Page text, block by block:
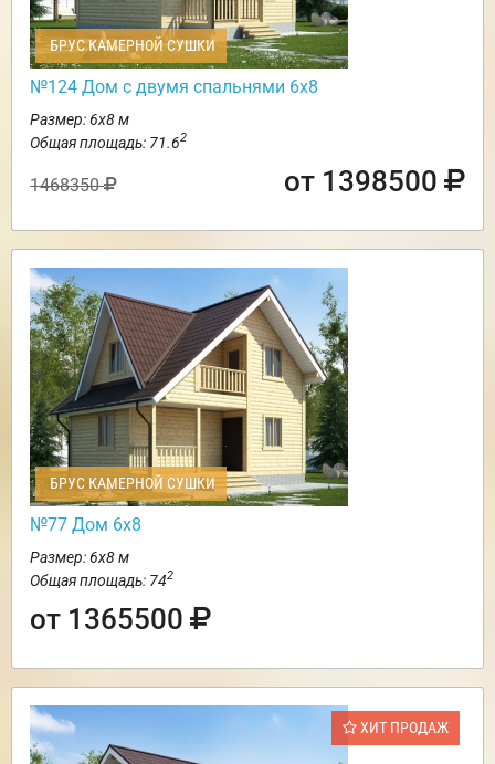
БРУС КАМЕРНОЙ СУШКИ
№124 Дом с двумя спальнями 6х8
Размер: 6х8 м
Общая площадь: 71.62
1468350 от 1398500
БРУС КАМЕРНОЙ СУШКИ
№77 Дом 6х8
Размер: 6х8 м
Общая площадь: 742
от 1365500
ХИТ ПРОДАЖ